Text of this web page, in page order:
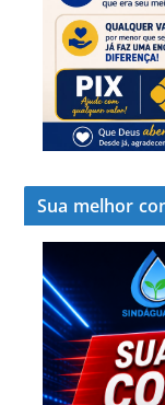
Sua melhor